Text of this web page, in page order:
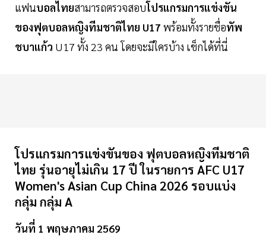
แฟนบอลไทยสามารถตรวจสอบโปรแกรมการแข่งขัน
ของฟุตบอลหญิงทีมชาติไทย U17 พร้อมทั้งรายชื่อทัพ
ชบาแก้ว U17 ทั้ง 23 คน โดยจะมีใครบ้าง เช็กได้ที่นี่
โปรแกรมการแข่งขันของ ฟุตบอลหญิงทีมชาติ
ไทย รุ่นอายุไม่เกิน 17 ปี ในรายการ AFC U17
Women's Asian Cup China 2026 รอบแบ่ง
กลุ่ม กลุ่ม A
วันที่ 1 พฤษภาคม 2569